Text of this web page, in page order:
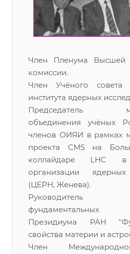
Член Пленума Высшей
комиссии.
Член Учёного совета
института ядерных
Председатель
объединения учёных
членов ОИЯИ в рамках
проекта CMS на
коллайдаре LHC в
организации ядерных
(ЦЕРН, Женева).
Руководитель
фундаментальных
Президиума РАН
свойства материи и
Член